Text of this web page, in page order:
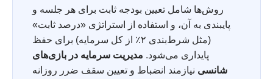
روش‌ها شامل تعیین بودجه ثابت برای هر جلسه و
پایبندی به آن، و استفاده از استراتژی «درصد ثابت»
(مثل شرط‌بندی ۲٪ از کل سرمایه) برای حفظ
پایداری می‌شود. مدیریت سرمایه در بازی‌های
شانسی نیازمند انضباط و تعیین سقف ضرر روزانه